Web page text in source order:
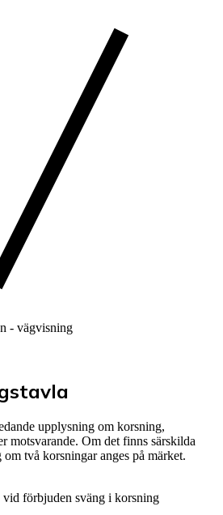
- vägvisning
upplysning om korsning,
motsvarande. Om det finns särskilda
två korsningar anges på märket.